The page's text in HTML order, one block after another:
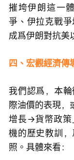
摧垮伊朗這一
爭、伊拉克戰
成爲伊朗對抗美
四、宏觀經濟傳
我們認爲，本
際油價的表現
增長→貨幣政策
機的歷史教訓
照。具體來看：